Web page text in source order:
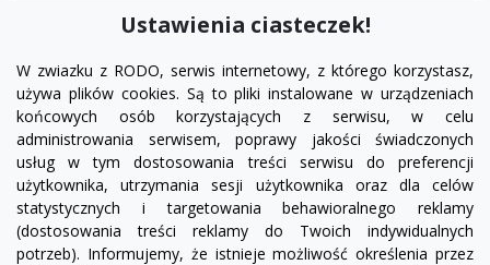
żółtyzielonyczerwony
błękitny
turkusowy
granatowy
niebieski
+13
Fotel Serena | sofa modułowa - róg kwadrat RK
1 528,00 zł
DODAJ DO KOSZYKA
Ustawienia ciasteczek!
W zwiazku z RODO, serwis internetowy, z którego korzystasz,
używa plików cookies. Są to pliki instalowane w urządzeniach
końcowych osób korzystających z serwisu, w celu
administrowania serwisem, poprawy jakości świadczonych
usług w tym dostosowania treści serwisu do preferencji
użytkownika, utrzymania sesji użytkownika oraz dla celów
statystycznych i targetowania behawioralnego reklamy
(dostosowania treści reklamy do Twoich indywidualnych
potrzeb). Informujemy, że istnieje możliwość określenia przez